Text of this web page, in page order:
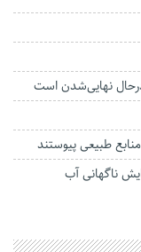
نهایی‌شدن است
ناگهانی آب